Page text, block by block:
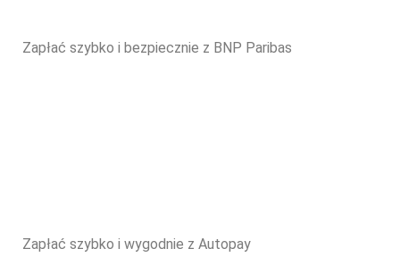
Zapłać szybko i bezpiecznie z BNP Paribas
Zapłać szybko i wygodnie z Autopay